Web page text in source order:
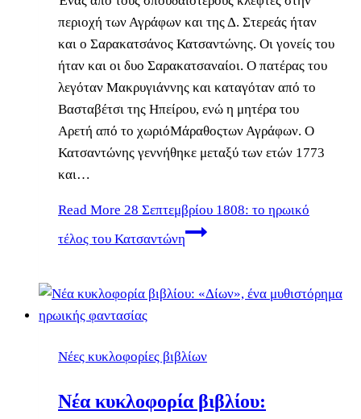
περιοχή των Αγράφων και της Δ. Στερεάς ήταν
και ο Σαρακατσάνος Κατσαντώνης. Οι γονείς του
ήταν και οι δυο Σαρακατσαναίοι. Ο πατέρας του
λεγόταν Μακρυγιάννης και καταγόταν από το
Βασταβέτσι της Ηπείρου, ενώ η μητέρα του
Αρετή από το χωριόΜάραθοςτων Αγράφων. Ο
Κατσαντώνης γεννήθηκε μεταξύ των ετών 1773
και…
Read More 28 Σεπτεμβρίου 1808: το ηρωικό
τέλος του Κατσαντώνη
Νέες κυκλοφορίες βιβλίων
Νέα κυκλοφορία βιβλίου: